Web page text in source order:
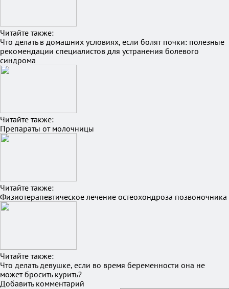
Читайте также:
Что делать в домашних условиях, если болят почки: полезные
рекомендации специалистов для устранения болевого
синдрома
Читайте также:
Препараты от молочницы
Читайте также:
Физиотерапевтическое лечение остеохондроза позвоночника
Читайте также:
Что делать девушке, если во время беременности она не
может бросить курить?
Добавить комментарий